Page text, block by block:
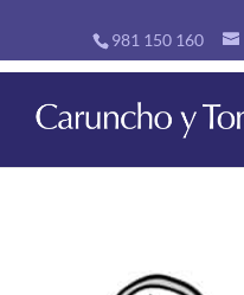
981 150 160